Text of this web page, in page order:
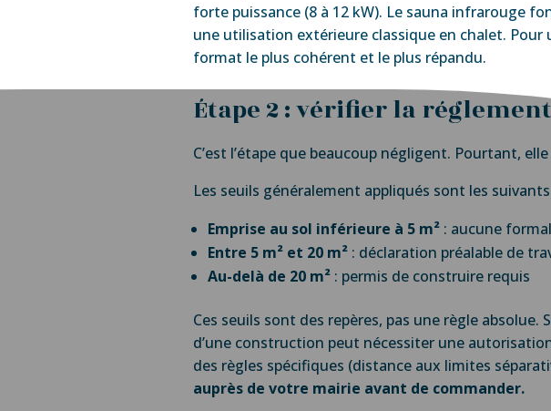
forte puissance (8 à 12 kW). Le sauna infrarouge
une utilisation extérieure classique en chalet.
format le plus cohérent et le plus répandu.
Étape 2 : vérifier la
C’est l’étape que beaucoup négligent. Pourtant,
Les seuils généralement appliqués sont les
Emprise au sol inférieure à 5 m² : aucune
Entre 5 m² et 20 m² : déclaration préalable de
Au-delà de 20 m² : permis de construire requis
Ces seuils sont des repères, pas une règle
d’une construction peut nécessiter une
des règles spécifiques (distance aux limites
auprès de votre mairie avant de commander.